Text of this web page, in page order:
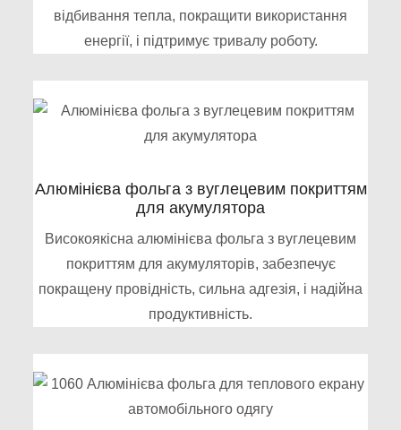
відбивання тепла, покращити використання
енергії, і підтримує тривалу роботу.
Алюмінієва фольга з вуглецевим покриттям
для акумулятора
Високоякісна алюмінієва фольга з вуглецевим
покриттям для акумуляторів, забезпечує
покращену провідність, сильна адгезія, і надійна
продуктивність.